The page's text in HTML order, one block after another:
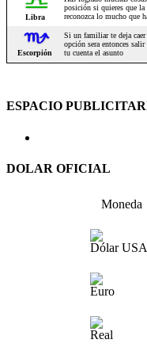
ESPACIO
DOLAR OFICIAL
Moneda
Dólar USA
Euro
Real